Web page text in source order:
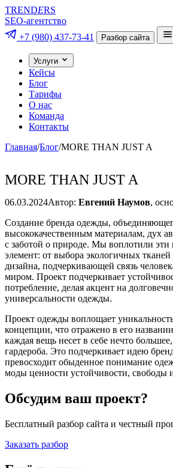
TRENDERS
SEO-агентство
+7 (980) 437-73-41
Разбор сайта
Услуги
Кейсы
Блог
Тарифы
О нас
Команда
Контакты
Главная/Блог/MORE THAN JUST A
MORE THAN JUST A
06.03.2024Автор: Евгений Наумов,
Создание бренда одежды,
высококачественным материалам, дух
с заботой о природе. Мы воплотили
элемент: от выбора экологичных
дизайна, подчеркивающей связь
миром. Проект подчеркивает
потребление, делая акцент на
универсальности одежды.
Проект одежды воплощает
концепции, что отражено в его
каждая вещь несет в себе нечто
гардероба. Это подчеркивает идею
превосходит обыденное понимание
моды ценности устойчивости, свободы
Обсудим ваш проект?
Бесплатный разбор сайта и честный
Заказать разбор